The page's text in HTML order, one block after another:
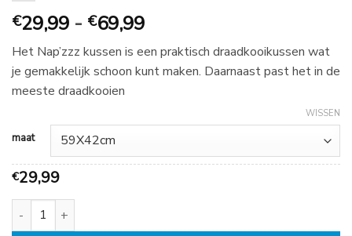
€29,99 - €69,99Prijsklasse:
29,99
tot
Het Nap’zzz kussen is een praktisch draadkooikussen wat
je gemakkelijk schoon kunt maken. Daarnaast past het in de
meeste draadkooien
maat
WISSEN
€29,99
Nap'zzz draadkooikussen waterproof zwart aantal